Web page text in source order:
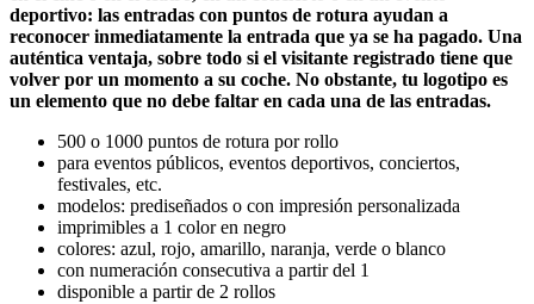
deportivo: las entradas con puntos de rotura ayudan a
reconocer inmediatamente la entrada que ya se ha pagado. Una
auténtica ventaja, sobre todo si el visitante registrado tiene que
volver por un momento a su coche. No obstante, tu logotipo es
un elemento que no debe faltar en cada una de las entradas.
500 o 1000 puntos de rotura por rollo
para eventos públicos, eventos deportivos, conciertos,
festivales, etc.
modelos: prediseñados o con impresión personalizada
imprimibles a 1 color en negro
colores: azul, rojo, amarillo, naranja, verde o blanco
con numeración consecutiva a partir del 1
disponible a partir de 2 rollos